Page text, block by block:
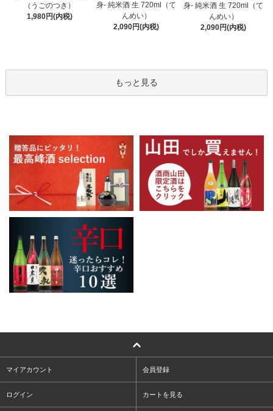
（うごのつき）
1,980円(内税)
身- 純米酒 生 720ml（て
んめい）
2,090円(内税)
身- 純米酒 生 720ml（て
んめい）
2,090円(内税)
もっと見る
マイアカウント 会員登録
ログイン カートを見る